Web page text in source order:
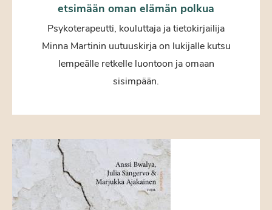
etsimään oman elämän polkua
Psykoterapeutti, kouluttaja ja tietokirjailija
Minna Martinin uutuuskirja on lukijalle kutsu
lempeälle retkelle luontoon ja omaan
sisimpään.